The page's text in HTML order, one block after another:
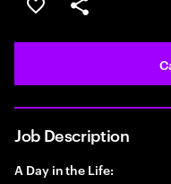
Salva l'annuncio
Condividi
Job Description
A Day in the Life: